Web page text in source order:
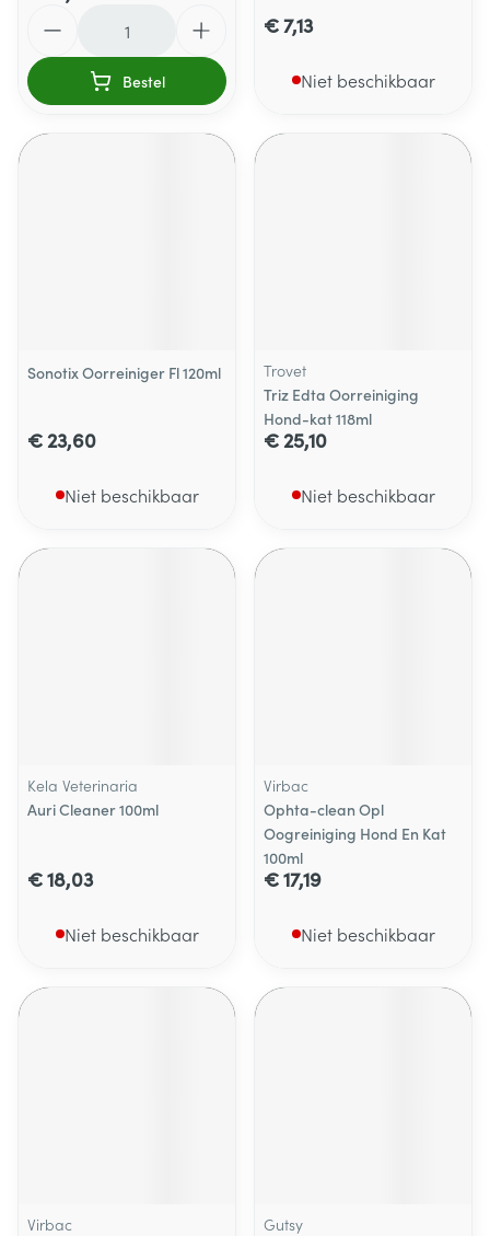
Bestel
€ 7,13
Niet beschikbaar
Sonotix Oorreiniger Fl 120ml
€ 23,60
Niet beschikbaar
Trovet
Triz Edta Oorreiniging
Hond-kat 118ml
€ 25,10
Niet beschikbaar
Kela Veterinaria
Auri Cleaner 100ml
€ 18,03
Niet beschikbaar
Virbac
Ophta-clean Opl
Oogreiniging Hond En Kat
100ml
€ 17,19
Niet beschikbaar
Virbac
Gutsy